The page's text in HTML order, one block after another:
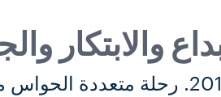
والابتكار
المكان المرجعي لكل محبي القهوة منذ